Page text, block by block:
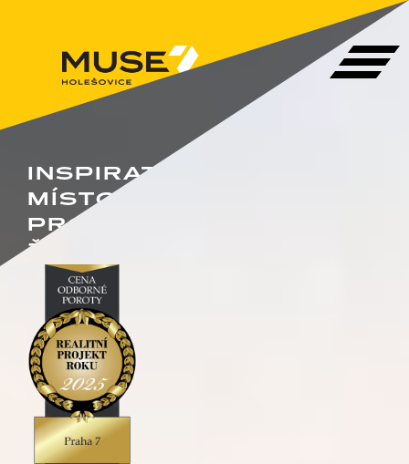
INSPIRATIVNÍ
MÍSTO
PRO
ŽIVOT